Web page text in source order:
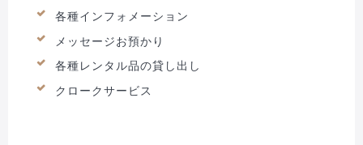
各種インフォメーション
メッセージお預かり
各種レンタル品の貸し出し
クロークサービス